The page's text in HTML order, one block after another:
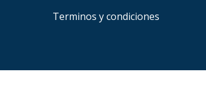
Terminos y condiciones